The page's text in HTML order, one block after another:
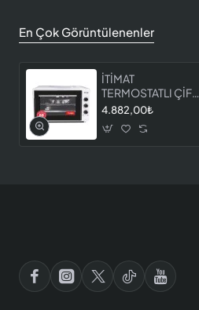
En Çok Görüntülenenler
İTİMAT
TERMOSTATLI ÇİFT
CAMLI FIRIN 8060
4.882,00₺